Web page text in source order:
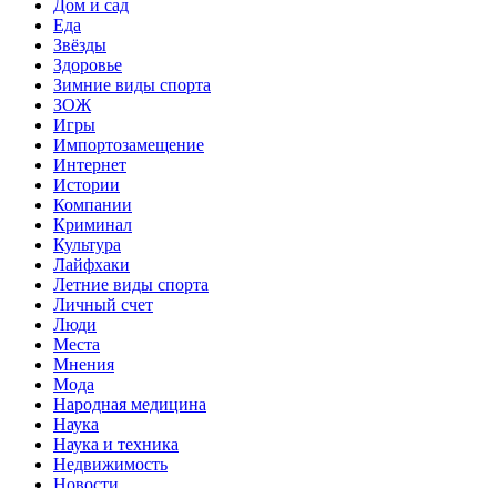
Дом и сад
Еда
Звёзды
Здоровье
Зимние виды спорта
ЗОЖ
Игры
Импортозамещение
Интернет
Истории
Компании
Криминал
Культура
Лайфхаки
Летние виды спорта
Личный счет
Люди
Места
Мнения
Мода
Народная медицина
Наука
Наука и техника
Недвижимость
Новости